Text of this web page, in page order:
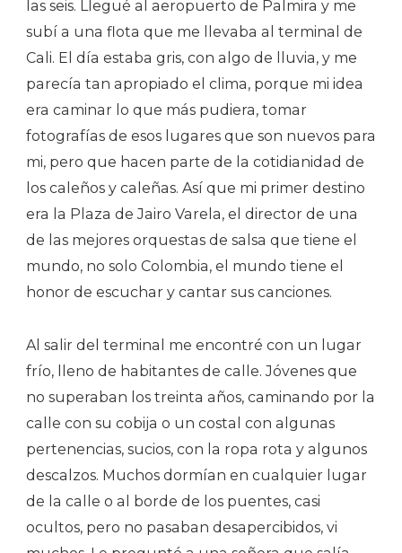
las seis. Llegué al aeropuerto de Palmira y me
subí a una flota que me llevaba al terminal de
Cali. El día estaba gris, con algo de lluvia, y me
parecía tan apropiado el clima, porque mi idea
era caminar lo que más pudiera, tomar
fotografías de esos lugares que son nuevos para
mi, pero que hacen parte de la cotidianidad de
los caleños y caleñas. Así que mi primer destino
era la Plaza de Jairo Varela, el director de una
de las mejores orquestas de salsa que tiene el
mundo, no solo Colombia, el mundo tiene el
honor de escuchar y cantar sus canciones.
Al salir del terminal me encontré con un lugar
frío, lleno de habitantes de calle. Jóvenes que
no superaban los treinta años, caminando por la
calle con su cobija o un costal con algunas
pertenencias, sucios, con la ropa rota y algunos
descalzos. Muchos dormían en cualquier lugar
de la calle o al borde de los puentes, casi
ocultos, pero no pasaban desapercibidos, vi